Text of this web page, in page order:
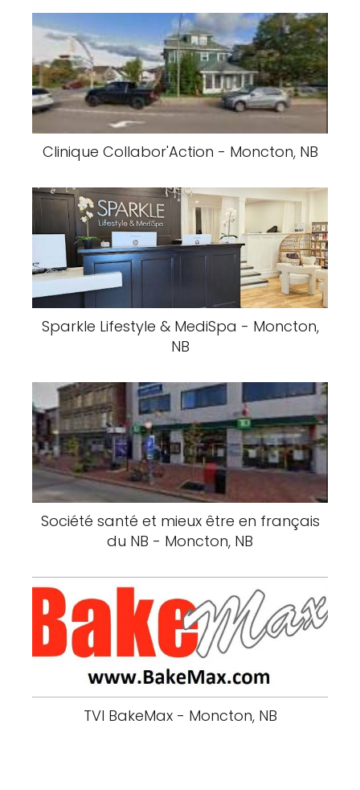
Clinique Collabor'Action - Moncton, NB
Sparkle Lifestyle & MediSpa - Moncton,
NB
Société santé et mieux être en français
du NB - Moncton, NB
TVI BakeMax - Moncton, NB